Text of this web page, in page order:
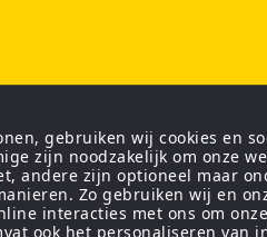
gebruiken wij cookies en
zijn noodzakelijk om onze
andere zijn optioneel maar
Zo gebruiken wij en
interacties met ons om
ook het personaliseren van